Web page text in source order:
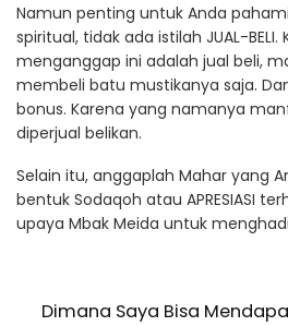
Namun penting untuk Anda
spiritual, tidak ada istilah JUAL-BELI.
menganggap ini adalah jual beli,
membeli batu mustikanya saja.
bonus. Karena yang namanya
diperjual belikan.
Selain itu, anggaplah Mahar yang
bentuk Sodaqoh atau APRESIASI
upaya Mbak Meida untuk
Dimana Saya Bisa